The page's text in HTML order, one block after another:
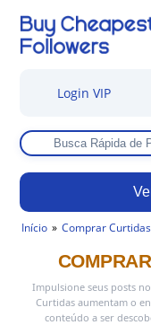
Login VIP
Início Comprar
Impulsione seus posts
Curtidas aumentam o
conteúdo a ser